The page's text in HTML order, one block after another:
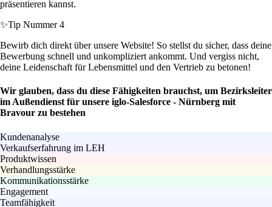
präsentieren kannst.
✨Tip Nummer 4
Bewirb dich direkt über unsere Website! So stellst du sicher, dass deine
Bewerbung schnell und unkompliziert ankommt. Und vergiss nicht,
deine Leidenschaft für Lebensmittel und den Vertrieb zu betonen!
Wir glauben, dass du diese Fähigkeiten brauchst, um Bezirksleiter
im Außendienst für unsere iglo-Salesforce - Nürnberg mit
Bravour zu bestehen
Kundenanalyse
Verkaufserfahrung im LEH
Produktwissen
Verhandlungsstärke
Kommunikationsstärke
Engagement
Teamfähigkeit